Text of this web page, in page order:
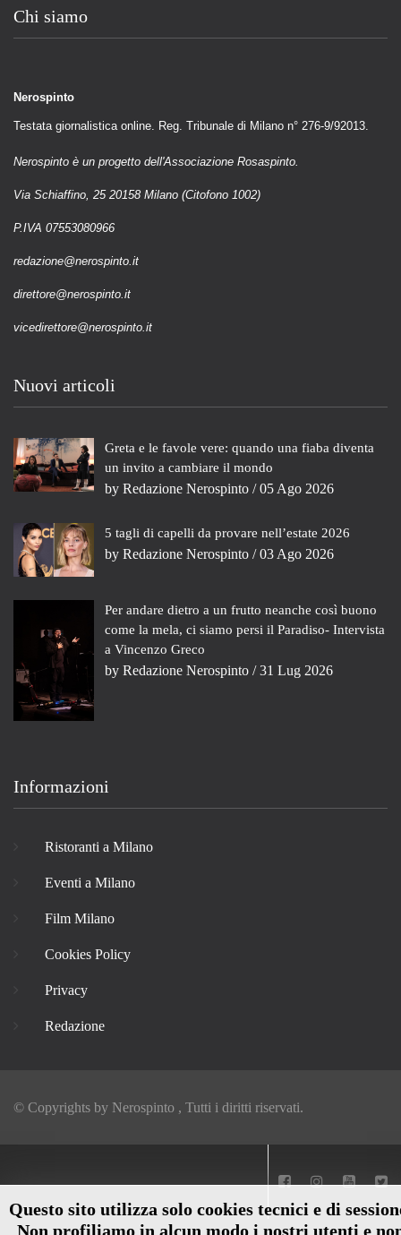
Questo sito utilizza solo cookies tecnici e di
Non profiliamo in alcun modo i nostri utenti e
Chi siamo
Nerospinto
Testata giornalistica online. Reg. Tribunale di Milano n° 276-9/92013.
Nerospinto è un progetto dell'Associazione Rosaspinto.
Via Schiaffino, 25 20158 Milano (Citofono 1002)
P.IVA 07553080966
redazione@nerospinto.it
direttore@nerospinto.it
vicedirettore@nerospinto.it
Nuovi articoli
Greta e le favole vere: quando una fiaba diventa
un invito a cambiare il mondo
by Redazione Nerospinto / 05 Ago 2026
5 tagli di capelli da provare nell’estate 2026
by Redazione Nerospinto / 03 Ago 2026
Per andare dietro a un frutto neanche così buono
come la mela, ci siamo persi il Paradiso- Intervista
a Vincenzo Greco
by Redazione Nerospinto / 31 Lug 2026
Informazioni
Ristoranti a Milano
Eventi a Milano
Film Milano
Cookies Policy
Privacy
Redazione
© Copyrights by Nerospinto , Tutti i diritti riservati.